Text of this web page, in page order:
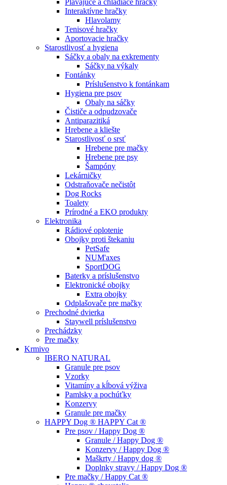
Interaktívne hračky
Hlavolamy
Tenisové hračky
Aportovacie hračky
Starostlivosť a hygiena
Sáčky a obaly na exkrementy
Sáčky na výkaly
Fontánky
Príslušenstvo k fontánkam
Hygiena pre psov
Obaly na sáčky
Čističe a odpudzovače
Antiparazitiká
Hrebene a kliešte
Starostlivosť o srsť
Hrebene pre mačky
Hrebene pre psy
Šampóny
Lekárničky
Odstraňovače nečistôt
Dog Rocks
Toalety
Prírodné a EKO produkty
Elektronika
Rádiové oplotenie
Obojky proti štekaniu
PetSafe
NUM'axes
SportDOG
Baterky a príslušenstvo
Elektronické obojky
Extra obojky
Odplašovače pre mačky
Prechodné dvierka
Staywell príslušenstvo
Prechádzky
Pre mačky
Krmivo
IBERO NATURAL
Granule pre psov
Vzorky
Vitamíny a kĺbová výživa
Pamlsky a pochúťky
Konzervy
Granule pre mačky
HAPPY Dog ® HAPPY Cat ®
Pre psov / Happy Dog ®
Granule / Happy Dog ®
Konzervy / Happy Dog ®
Maškrty / Happy dog ®
Doplnky stravy / Happy Dog ®
Pre mačky / Happy Cat ®